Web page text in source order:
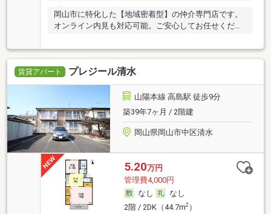
岡山市に特化した【地域密着型】の仲介専門店です。
オンライン内見も対応可能。ご安心してお任せくださ
賃貸アパート プレジール清水
山陽本線 高島駅 徒歩9分
築39年7ヶ月 / 2階建
岡山県岡山市中区清水
5.20万円
管理費4,000円
なし
なし
2階 / 2DK（44.7m2）